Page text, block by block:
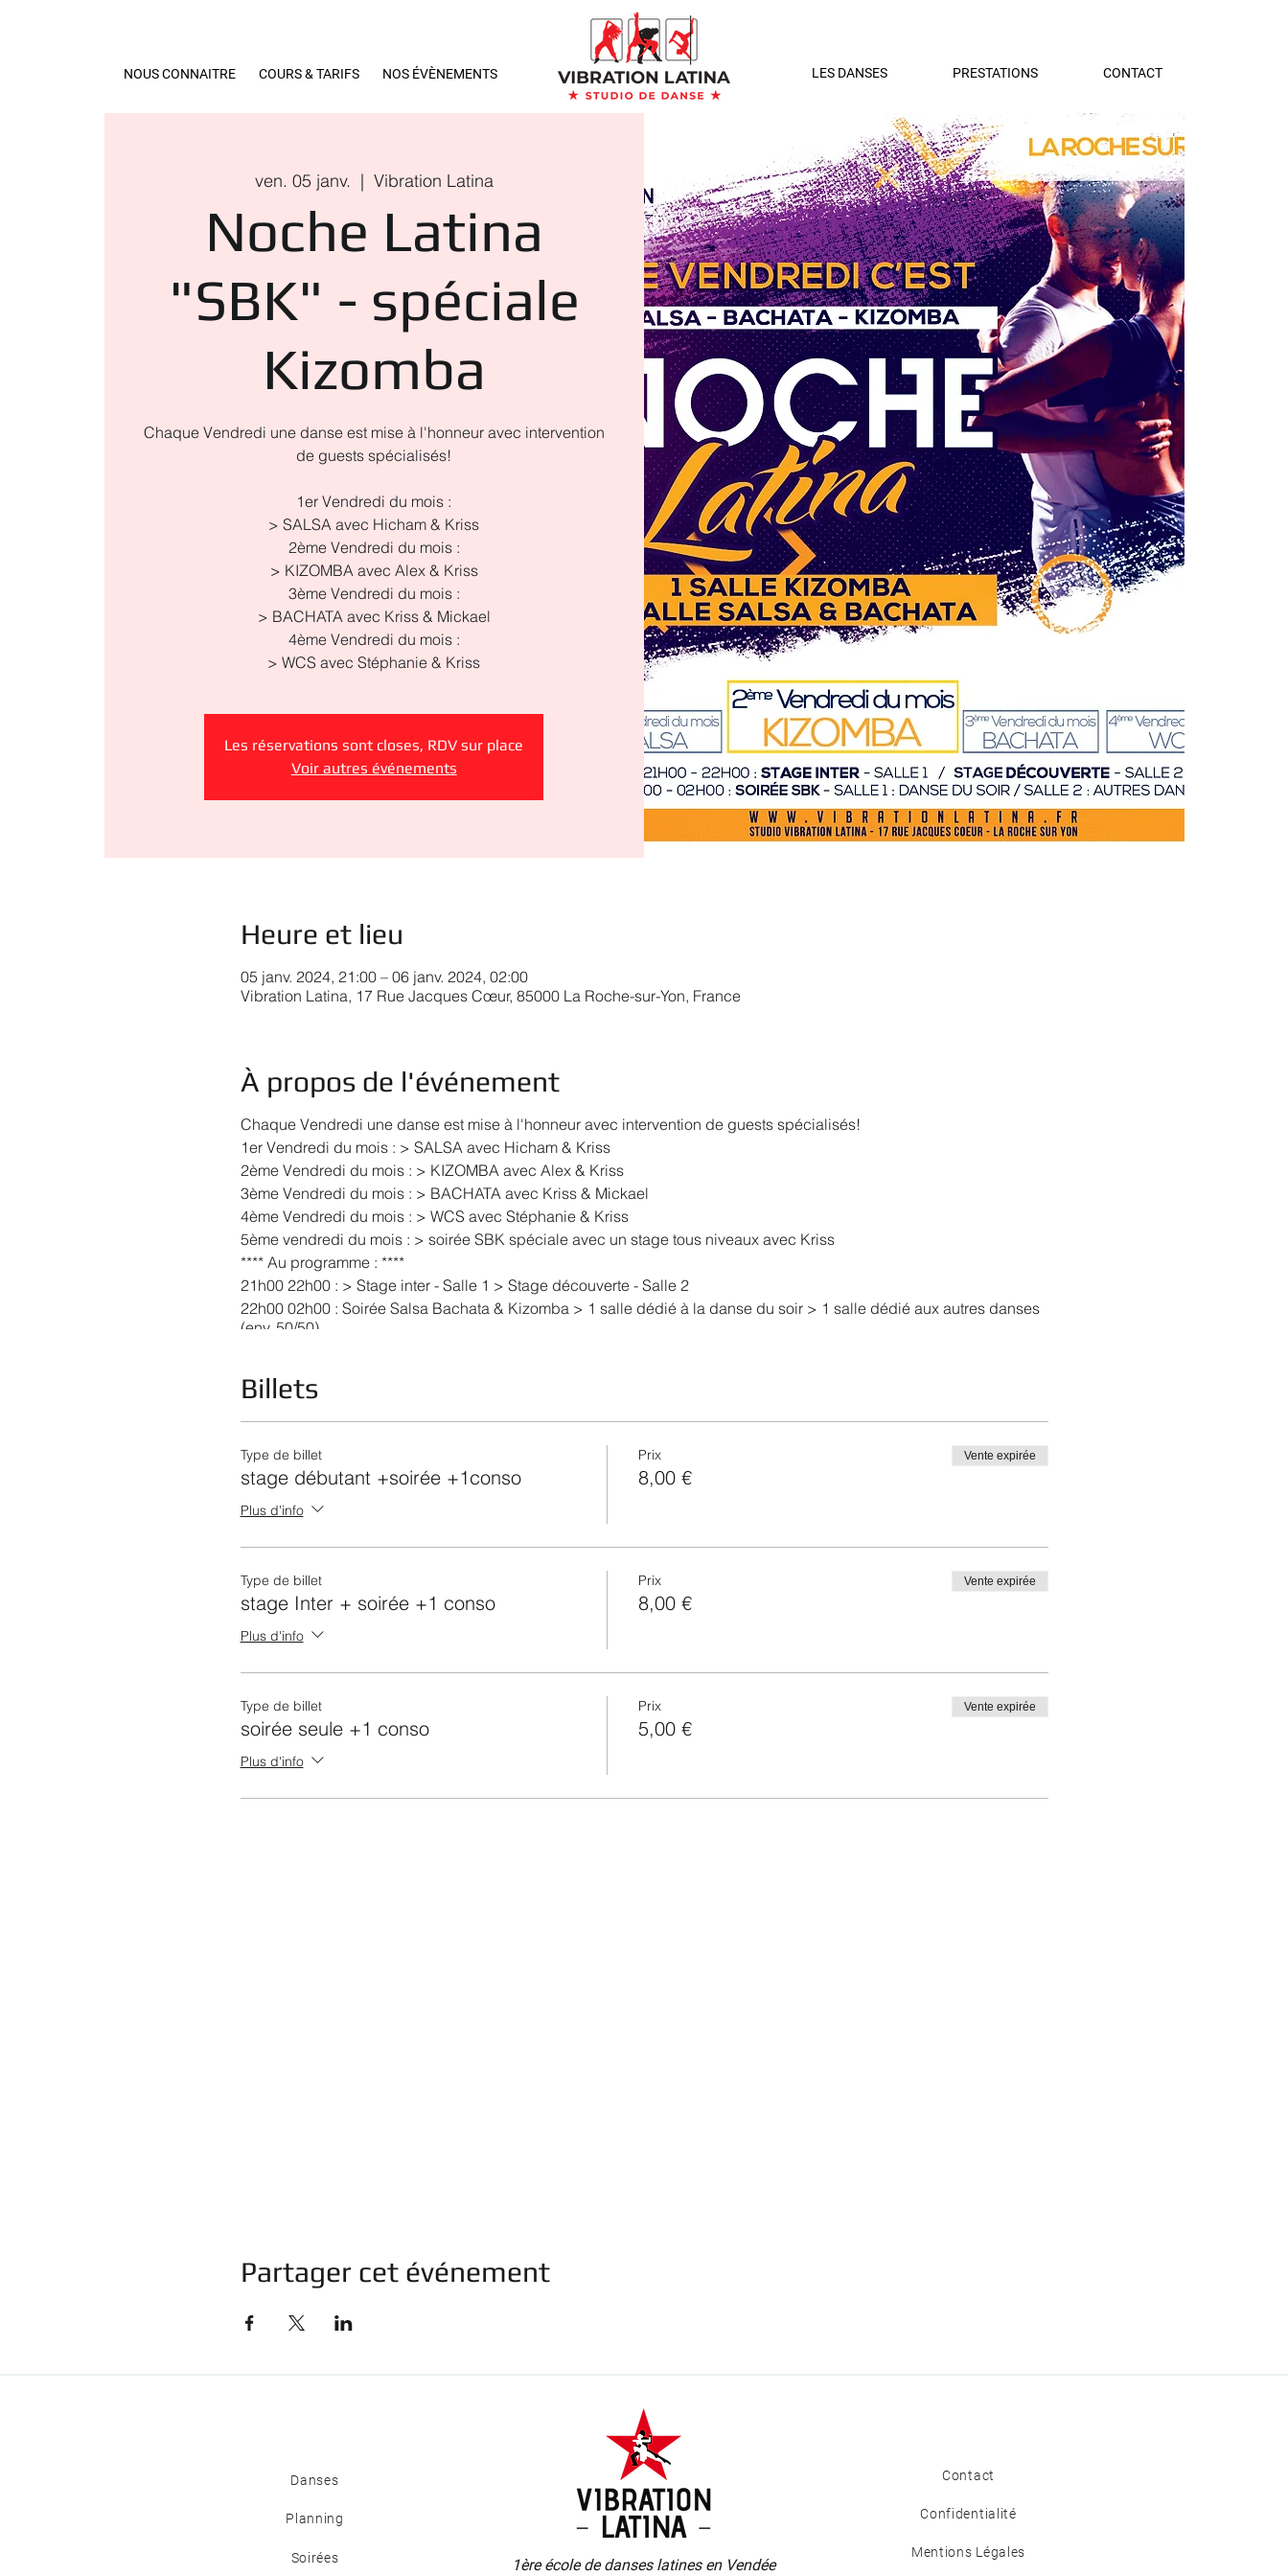
NOUS CONNAITRE COURS & TARIFS NOS ÉVÈNEMENTS LES DANSES PRESTATIONS CONTACT
ven. 05 janv.
  |
Vibration Latina
Noche Latina
"SBK" - spéciale
Kizomba
Chaque Vendredi une danse est mise à l'honneur avec intervention
de guests spécialisés!
1er Vendredi du mois :
> SALSA avec Hicham & Kriss
2ème Vendredi du mois :
> KIZOMBA avec Alex & Kriss
3ème Vendredi du mois :
> BACHATA avec Kriss & Mickael
4ème Vendredi du mois :
> WCS avec Stéphanie & Kriss
Les réservations sont closes, RDV sur place
Voir autres événements
Heure et lieu
05 janv. 2024, 21:00 – 06 janv. 2024, 02:00
Vibration Latina, 17 Rue Jacques Cœur, 85000 La Roche-sur-Yon, France
À propos de l'événement
Chaque Vendredi une danse est mise à l'honneur avec intervention de guests spécialisés!
1er Vendredi du mois : > SALSA avec Hicham & Kriss
2ème Vendredi du mois : > KIZOMBA avec Alex & Kriss
3ème Vendredi du mois : > BACHATA avec Kriss & Mickael
4ème Vendredi du mois : > WCS avec Stéphanie & Kriss
5ème vendredi du mois : > soirée SBK spéciale avec un stage tous niveaux avec Kriss
**** Au programme : ****
21h00 22h00 : > Stage inter - Salle 1 > Stage découverte - Salle 2
22h00 02h00 : Soirée Salsa Bachata & Kizomba > 1 salle dédié à la danse du soir > 1 salle dédié aux autres danses
(env. 50/50)
Tarif sur place 1 stage + 1 conso : 10€ Soirée seule + 1 conso : 5 €
Billets
Type de billet
stage débutant +soirée +1conso
Plus d'info
Prix
8,00 €
Vente expirée
Type de billet
stage Inter + soirée +1 conso
Plus d'info
Prix
8,00 €
Vente expirée
Type de billet
soirée seule +1 conso
Plus d'info
Prix
5,00 €
Vente expirée
Partager cet événement
Danses
Planning
Soirées 1ère école de danses latines en Vendée
Contact
Confidentialité
Mentions Légales